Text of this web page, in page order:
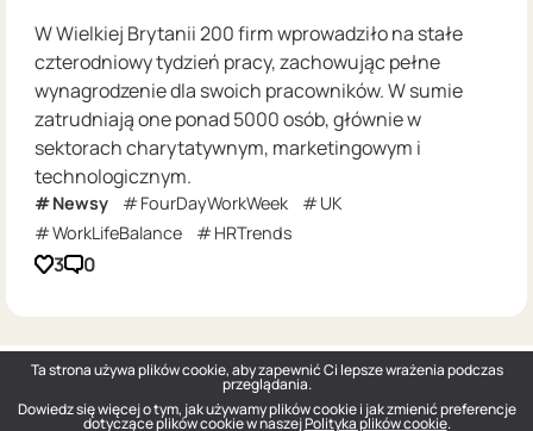
W Wielkiej Brytanii 200 firm wprowadziło na stałe
czterodniowy tydzień pracy, zachowując pełne
wynagrodzenie dla swoich pracowników. W sumie
zatrudniają one ponad 5000 osób, głównie w
sektorach charytatywnym, marketingowym i
technologicznym.
Newsy FourDayWorkWeek
UK
WorkLifeBalance
HRTrends
3 0
Ta strona używa plików cookie, aby zapewnić Ci lepsze wrażenia podczas
przeglądania.
Dowiedz się więcej o tym, jak używamy plików cookie i jak zmienić preferencje
dotyczące plików cookie w naszejPolityka plików cookie.